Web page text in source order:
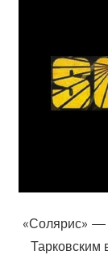
«Солярис» —
Тарковским